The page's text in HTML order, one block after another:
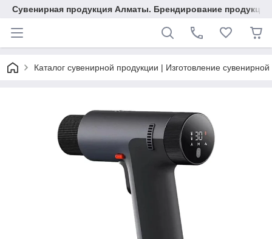
Сувенирная продукция Алматы. Брендирование
Каталог сувенирной продукции | Изготовление